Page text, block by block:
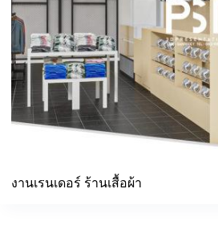
งานเรนเดอร์ ร้านเสื้อผ้า